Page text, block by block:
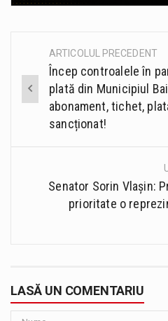
Post
navigation
ARTICOLUL PRECEDENT
Încep controalele în
plată din Municipiul
abonament, tichet,
sancționat!
Senator Sorin Vlașin:
prioritate o
LASĂ UN COMENTARIU